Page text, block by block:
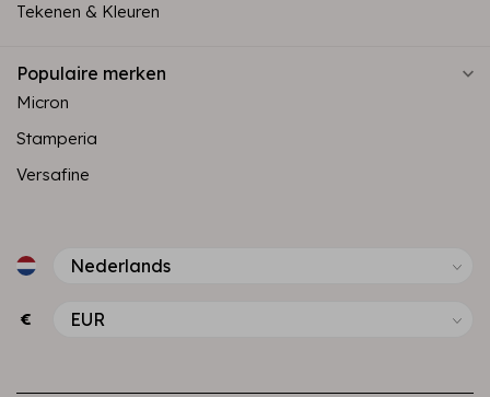
Tekenen & Kleuren
Populaire merken
Micron
Stamperia
Versafine
€